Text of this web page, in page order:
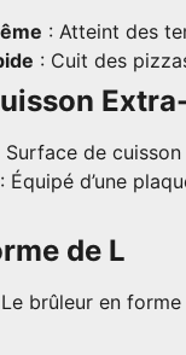
: Atteint des
: Cuit des
Surface de
: Équipé d’une
de L
brûleur en